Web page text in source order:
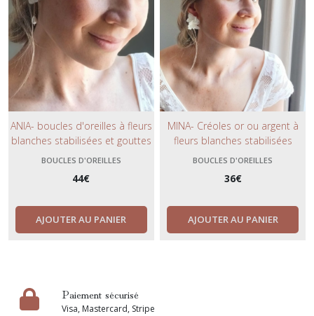
ANIA- boucles d'oreilles à fleurs
blanches stabilisées et gouttes
nacrées blanc naturel- bijoux
BOUCLES D'OREILLES
44€
AJOUTER AU PANIER
MINA- Créoles or ou argent à
fleurs blanches stabilisées
éternelles- boucles d'oreilles de
naturel.
BOUCLES D'OREILLES
36€
AJOUTER AU PANIER
Paiement sécurisé
Visa, Mastercard, Stripe